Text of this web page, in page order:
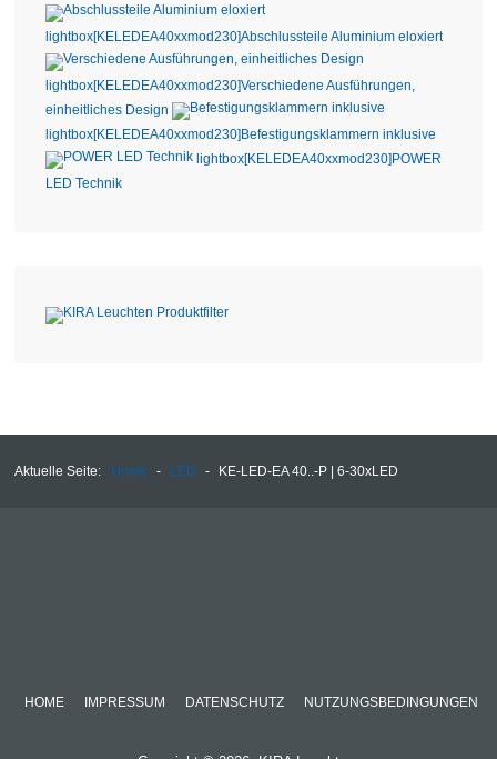
lightbox[KELEDEA40xxmod230]Abschlussteile Aluminium eloxiert
lightbox[KELEDEA40xxmod230]Verschiedene Ausführungen,
einheitliches Design
lightbox[KELEDEA40xxmod230] Befestigungsklammern inklusive
lightbox[KELEDEA40xxmod230] POWER
LED Technik
Aktuelle Seite: Home - LED - KE-LED-EA 40..-P | 6-30xLED
HOME IMPRESSUM DATENSCHUTZ NUTZUNGSBEDINGUNGEN